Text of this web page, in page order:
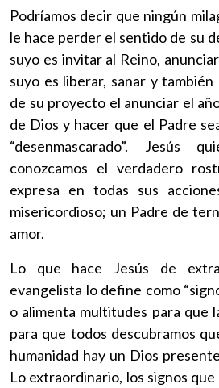
Podríamos decir que ningún
le hace perder el sentido de su
suyo es invitar al Reino,
suyo es liberar, sanar y
de su proyecto el anunciar el
de Dios y hacer que el Padre
“desenmascarado”. Jesús
conozcamos el verdadero
expresa en todas sus
misericordioso; un Padre de
amor.
Lo que hace Jesús de
evangelista lo define como
o alimenta multitudes para que
para que todos descubramos
humanidad hay un Dios
Lo extraordinario, los signos